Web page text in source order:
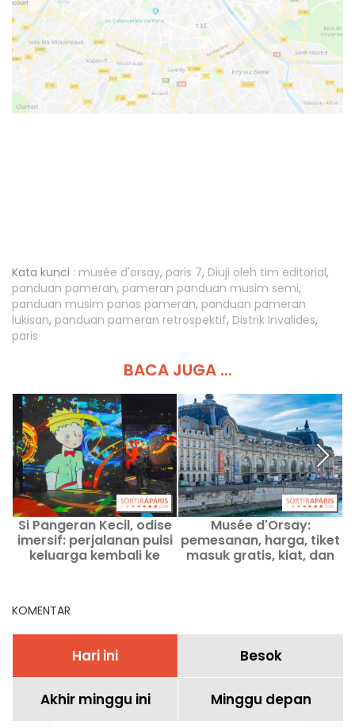
Kata kunci : musée d'orsay, paris 7, Diuji oleh tim editorial,
panduan pameran, pameran panduan musim semi,
panduan musim panas pameran, panduan pameran
lukisan, panduan pameran retrospektif, Distrik Invalides,
paris
BACA JUGA ...
Si Pangeran Kecil, odise
imersif: perjalanan puisi
keluarga kembali ke
Musée d'Orsay:
pemesanan, harga, tiket
masuk gratis, kiat, dan
KOMENTAR
Hari ini Besok
Akhir minggu ini Minggu depan